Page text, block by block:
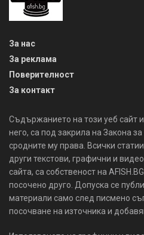
За нас
За реклама
Поверителност
За контакт
Съдържанието на този уеб сайт
него, са под закрила на Закона
сродните му права. Всички
други текстови, графични и
сайта, са собственост на
посочено друго. Допуска се
материали само след писмено
посочване на източника и